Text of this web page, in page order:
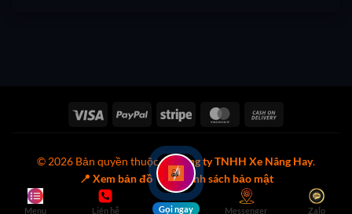
Visa PayPal Stripe MasterCard
© 2026 Bản quyền thuộc về
Công ty TNHH Xe Nâng Hay.
📍 Xem bản đồ
🔒 Chính sách bảo mật
Menu Liên hệ Gọi ngay Messenger Zalo